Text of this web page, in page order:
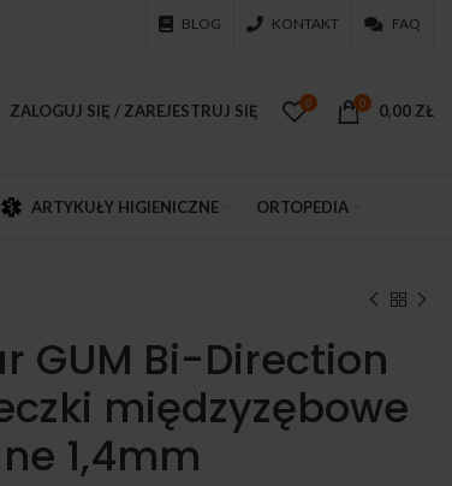
BLOG KONTAKT FAQ
ZALOGUJ SIĘ / ZAREJESTRUJ SIĘ 0 0 0,00 ZŁ
ARTYKUŁY HIGIENICZNE ORTOPEDIA
GUM Bi-Direction
międzyzębowe
1,4mm